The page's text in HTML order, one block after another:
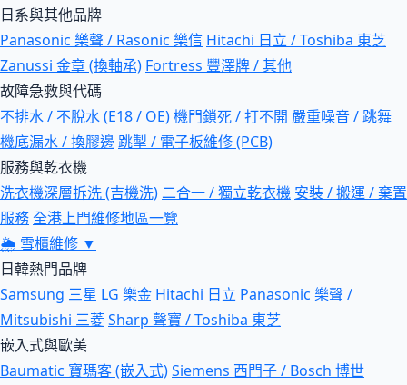
日系與其他品牌
Panasonic 樂聲 / Rasonic 樂信 Hitachi 日立 / Toshiba 東芝
Zanussi 金章 (換軸承) Fortress 豐澤牌 / 其他
故障急救與代碼
不排水 / 不脫水 (E18 / OE)機門鎖死 / 打不開 嚴重噪音 / 跳舞
機底漏水 / 換膠邊跳掣 / 電子板維修 (PCB)
服務與乾衣機
洗衣機深層拆洗 (吉機洗) 二合一 / 獨立乾衣機 安裝 / 搬運 / 棄置
服務全港上門維修地區一覽
🌦 雪櫃維修 ▼
日韓熱門品牌
Samsung 三星 LG 樂金 Hitachi 日立 Panasonic 樂聲 /
Mitsubishi 三菱Sharp 聲寶 / Toshiba 東芝
嵌入式與歐美
Baumatic 寶瑪客 (嵌入式)Siemens 西門子 / Bosch 博世